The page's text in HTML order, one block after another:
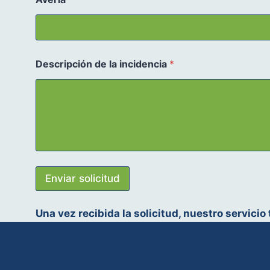
Descripción de la incidencia *
Enviar solicitud
Una vez recibida la solicitud, nuestro